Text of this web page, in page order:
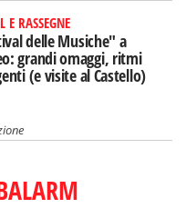
E RASSEGNE
delle Musiche" a
grandi omaggi, ritmi
(e visite al Castello)